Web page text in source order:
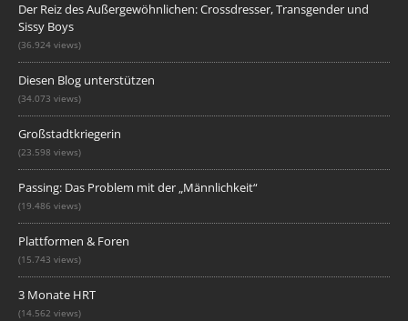
Der Reiz des Außergewöhnlichen: Crossdresser, Transgender und
Sissy Boys
(36.924 views)
Diesen Blog unterstützen
(34.073 views)
Großstadtkriegerin
(23.598 views)
Passing: Das Problem mit der „Männlichkeit“
(19.486 views)
Plattformen & Foren
(15.743 views)
3 Monate HRT
(14.562 views)